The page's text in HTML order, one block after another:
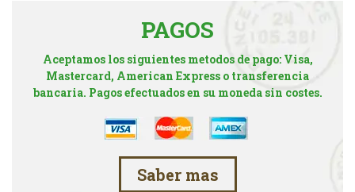
PAGOS
Aceptamos los siguientes metodos de pago: Visa,
Mastercard, American Express o transferencia
bancaria. Pagos efectuados en su moneda sin costes.
Saber mas